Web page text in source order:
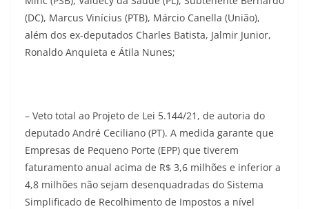
(DC), Marcus Vinícius (PTB), Márcio Canella (União),
além dos ex-deputados Charles Batista, Jalmir Junior,
Ronaldo Anquieta e Átila Nunes;
– Veto total ao Projeto de Lei 5.144/21, de autoria do
deputado André Ceciliano (PT). A medida garante que
Empresas de Pequeno Porte (EPP) que tiverem
faturamento anual acima de R$ 3,6 milhões e inferior a
4,8 milhões não sejam desenquadradas do Sistema
Simplificado de Recolhimento de Impostos a nível